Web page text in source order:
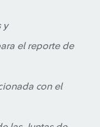
y
el reporte de
con el